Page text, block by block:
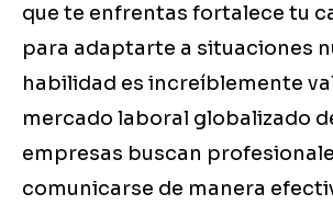
que te enfrentas fortalece tu
para adaptarte a situaciones
habilidad es increíblemente
mercado laboral globalizado
empresas buscan
comunicarse de manera